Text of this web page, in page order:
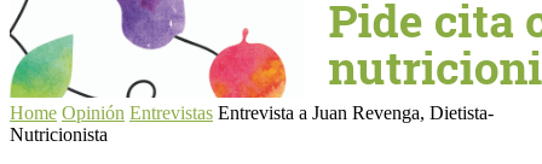
Home Opinión Entrevistas Entrevista a Juan Revenga, Dietista-
Nutricionista